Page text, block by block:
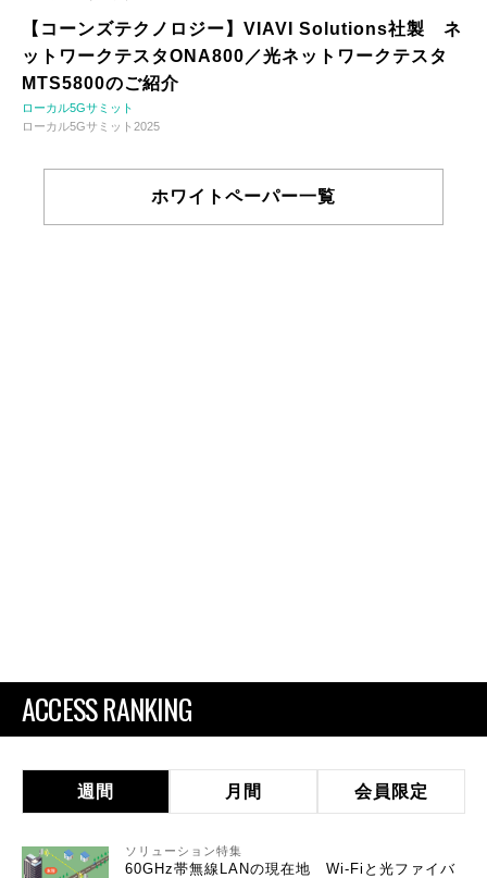
【コーンズテクノロジー】VIAVI Solutions社製 ネ
ットワークテスタONA800／光ネットワークテスタ
MTS5800のご紹介
ローカル5Gサミット
ローカル5Gサミット2025
ホワイトペーパー一覧
ACCESS RANKING
週間 月間 会員限定
ソリューション特集
60GHz帯無線LANの現在地 Wi-Fiと光ファイバ